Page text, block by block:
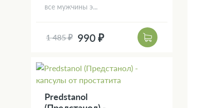
все мужчины э...
1 485 ₽ 990 ₽
Predstanol